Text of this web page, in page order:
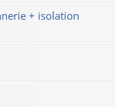
+ isolation